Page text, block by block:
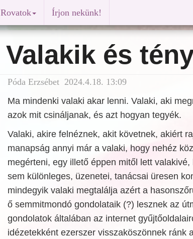
Rovatok Írjon nekünk!
Valakik és
Póda Erzsébet 2024.4.18. 13:09
Ma mindenki valaki akar lenni. Valaki, aki
azok mit csináljanak, és azt hogyan tegyék.
Valaki, akire felnéznek, akit követnek, akiért
manapság annyi már a valaki, hogy nehéz
megérteni, egy illető éppen mitől lett valakivé,
sem különleges, üzenetei, tanácsai üresen
mindegyik valaki megtalálja azért a
ő semmitmondó gondolataik (?) lesznek az
gondolatok általában az internet
idézetekként ezerszer visszaköszönnek ránk